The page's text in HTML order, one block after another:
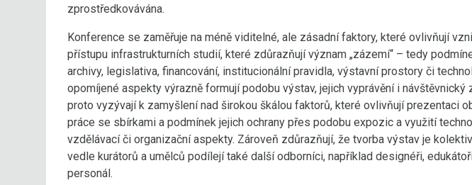
zprostředkovávána.
Konference se zaměřuje na méně viditelné, ale zásadní faktory, které ovlivňují
přístupu infrastrukturních studií, které zdůrazňují význam „zázemí“ – tedy
archivy, legislativa, financování, institucionální pravidla, výstavní prostory či
opomíjené aspekty výrazně formují podobu výstav, jejich vyprávění i návštěvnický
proto vyzývají k zamyšlení nad širokou škálou faktorů, které ovlivňují prezentaci
práce se sbírkami a podmínek jejich ochrany přes podobu expozic a využití
vzdělávací či organizační aspekty. Zároveň zdůrazňují, že tvorba výstav je
vedle kurátorů a umělců podílejí také další odborníci, například designéři,
personál.